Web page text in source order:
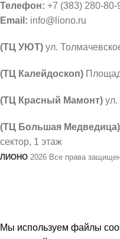
Телефон: +7 (383) 280-80-
Email: info@liono.ru
(ТЦ УЮТ) ул.
​(​ТЦ Калейдоскоп)
(ТЦ Красный Мамонт) ул.
(ТЦ Большая Медведица)
сектор, 1 этаж
ЛИОНО 2026 Все права
Мы используем файлы